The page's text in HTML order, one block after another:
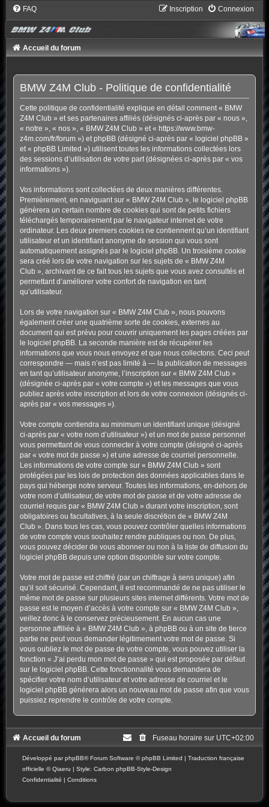
FAQ Connexion
Inscription
Accueil du forum
BMW Z4M Club - Politique de confidentialité
Cette politique de confidentialité explique en détail comment « BMW
Z4M Club » et ses partenaires affiliés (désignés ci-après par « nous »,
« notre », « nos », « BMW Z4M Club » et « https://www.bmw-
z4m.com/fr/forum ») et phpBB (désigné ci-après par « logiciel phpBB »
et « phpBB Limited ») utilisent toutes les informations collectées lors
des sessions d’utilisation de votre part (désignées ci-après par « vos
informations »).
Vos informations sont collectées de deux manières différentes.
Premièrement, en naviguant sur « BMW Z4M Club », le logiciel phpBB
génèrera un certain nombre de cookies qui sont de petits fichiers
téléchargés temporairement par le navigateur internet de votre
ordinateur. Les deux premiers cookies ne contiennent qu’un identifiant
utilisateur et un identifiant anonyme de session qui vous sont
automatiquement assignés par le logiciel phpBB. Un troisième cookie
sera créé lors de votre navigation sur les sujets de « BMW Z4M
Club », archivant de ce fait tous les sujets que vous avez consultés et
permettant d’améliorer votre confort de navigation en tant
qu’utilisateur.
Lors de votre navigation sur « BMW Z4M Club », nous pouvons
également créer une quatrième sorte de cookies, externes au
document qui est prévu pour couvrir uniquement les pages créées par
le logiciel phpBB. La seconde manière est de récupérer les
informations que vous nous envoyez et que nous collectons. Ceci peut
correspondre — mais n’est pas limité à — la publication de messages
en tant qu’utilisateur anonyme, l’inscription sur « BMW Z4M Club »
(désignée ci-après par « votre compte ») et les messages que vous
publiez après votre inscription et lors de votre connexion (désignés ci-
après par « vos messages »).
Votre compte contiendra au minimum un identifiant unique (désigné
ci-après par « votre nom d’utilisateur ») et un mot de passe personnel
vous permettant de vous connecter à votre compte (désigné ci-après
par « votre mot de passe ») et une adresse de courriel personnelle.
Les informations de votre compte sur « BMW Z4M Club » sont
protégées par les lois de protection des données applicables dans le
pays qui héberge notre serveur. Toutes les informations, en-dehors de
votre nom d’utilisateur, de votre mot de passe et de votre adresse de
courriel requis par « BMW Z4M Club » durant votre inscription, sont
obligatoires ou facultatives, à la seule discrétion de « BMW Z4M
Club ». Dans tous les cas, vous pouvez contrôler quelles informations
de votre compte vous souhaitez rendre publiques ou non. De plus,
vous pouvez décider de vous abonner ou non à la liste de diffusion du
logiciel phpBB depuis une option disponible sur votre compte.
Votre mot de passe est chiffré (par un chiffrage à sens unique) afin
qu’il soit sécurisé. Cependant, il est recommandé de ne pas utiliser le
même mot de passe sur plusieurs sites internet différents. Votre mot de
passe est le moyen d’accès à votre compte sur « BMW Z4M Club »,
veillez donc à le conservez précieusement. En aucun cas une
personne affiliée à « BMW Z4M Club », à phpBB ou à un site de tierce
partie ne peut vous demander légitimement votre mot de passe. Si
vous oubliez le mot de passe de votre compte, vous pouvez utiliser la
fonction « J’ai perdu mon mot de passe » qui est proposée par défaut
sur le logiciel phpBB. Cette fonctionnalité vous demandera de
spécifier votre nom d’utilisateur et votre adresse de courriel et le
logiciel phpBB générera alors un nouveau mot de passe afin que vous
puissiez reprendre le contrôle de votre compte.
Accueil du forum Fuseau horaire sur UTC+02:00
Développé parphpBB® Forum Software © phpBB Limited
Traduction française
officielle ©Qiaeru | Style: Carbon phpBB-Style-Design
Confidentialité
Conditions